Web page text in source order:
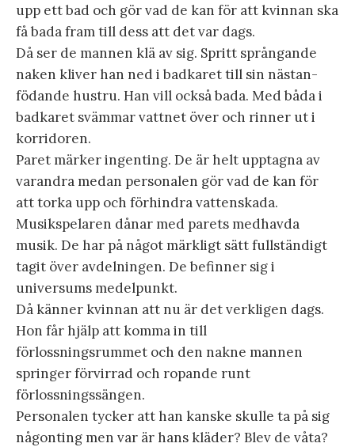
upp ett bad och gör vad de kan för att kvinnan ska
få bada fram till dess att det var dags.
Då ser de mannen klä av sig. Spritt språngande
naken kliver han ned i badkaret till sin nästan-
födande hustru. Han vill också bada. Med båda i
badkaret svämmar vattnet över och rinner ut i
korridoren.
Paret märker ingenting. De är helt upptagna av
varandra medan personalen gör vad de kan för
att torka upp och förhindra vattenskada.
Musikspelaren dånar med parets medhavda
musik. De har på något märkligt sätt fullständigt
tagit över avdelningen. De befinner sig i
universums medelpunkt.
Då känner kvinnan att nu är det verkligen dags.
Hon får hjälp att komma in till
förlossningsrummet och den nakne mannen
springer förvirrad och ropande runt
förlossningssängen.
Personalen tycker att han kanske skulle ta på sig
någonting men var är hans kläder? Blev de våta?